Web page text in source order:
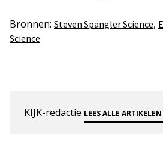
Bronnen: Steven Spangler Science,
Science
KIJK-redactie LEES ALLE